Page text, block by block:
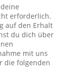
erforderlich.
auf den Erhalt
du dich über
mit uns
die folgenden